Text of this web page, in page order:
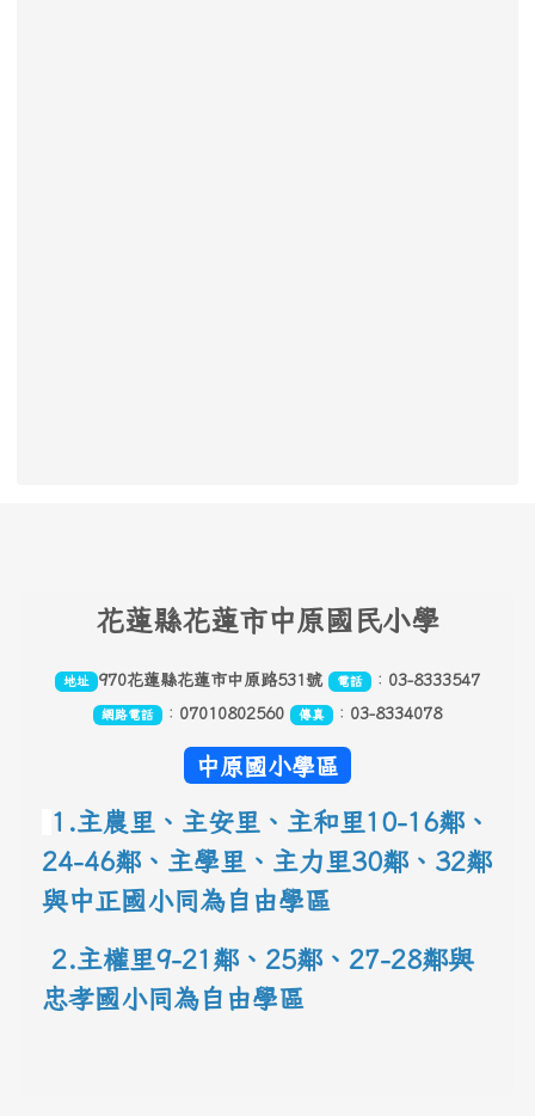
花蓮縣花蓮市中原國民小學
地址 970花蓮縣花蓮市中原路531號 電話 ： 03-8333547
網路電話 ： 07010802560 傳真 ： 03-8334078
中原國小學區
1.主農里、主安里、主和里10-16鄰 、
24-46鄰、主學里、主力里30鄰 、 32鄰
與中正國小同為自由學區
2.主權里9-21鄰、25鄰 、 27-28鄰與
忠孝國小同為自由學區